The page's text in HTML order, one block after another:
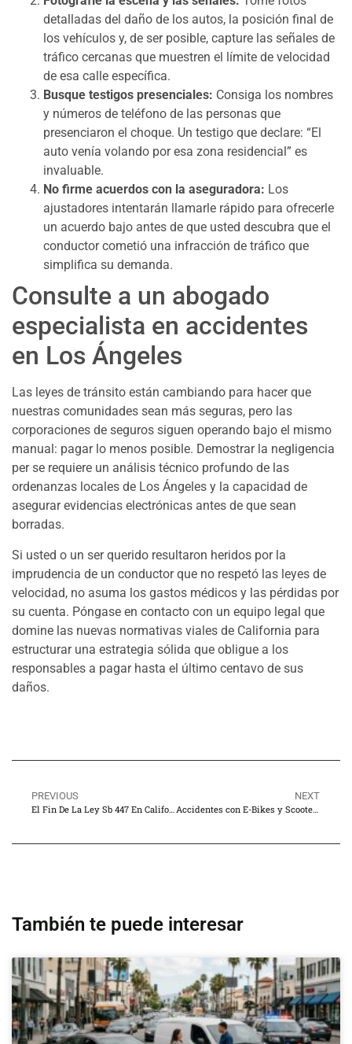
detalladas del daño de los autos, la posición final de
los vehículos y, de ser posible, capture las señales de
tráfico cercanas que muestren el límite de velocidad
de esa calle específica.
Busque testigos presenciales: Consiga los nombres
y números de teléfono de las personas que
presenciaron el choque. Un testigo que declare: “El
auto venía volando por esa zona residencial” es
invaluable.
No firme acuerdos con la aseguradora: Los
ajustadores intentarán llamarle rápido para ofrecerle
un acuerdo bajo antes de que usted descubra que el
conductor cometió una infracción de tráfico que
simplifica su demanda.
Consulte a un abogado
especialista en accidentes
en Los Ángeles
Las leyes de tránsito están cambiando para hacer que
nuestras comunidades sean más seguras, pero las
corporaciones de seguros siguen operando bajo el mismo
manual: pagar lo menos posible. Demostrar la negligencia
per se requiere un análisis técnico profundo de las
ordenanzas locales de Los Ángeles y la capacidad de
asegurar evidencias electrónicas antes de que sean
borradas.
Si usted o un ser querido resultaron heridos por la
imprudencia de un conductor que no respetó las leyes de
velocidad, no asuma los gastos médicos y las pérdidas por
su cuenta. Póngase en contacto con un equipo legal que
domine las nuevas normativas viales de California para
estructurar una estrategia sólida que obligue a los
responsables a pagar hasta el último centavo de sus
daños.
PREVIOUS
NEXT
Accidentes con E-Bikes y Scooters Eléctricos en Los Ángeles: Quién Puede Ser Responsable en 2026
También te puede interesar